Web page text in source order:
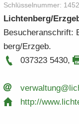
Schlüs­sel­num­mer:
Lich­ten­berg/
Be­su­cher­an­schrift:
berg/Erz­geb.
037323 5430,
http:/​/​